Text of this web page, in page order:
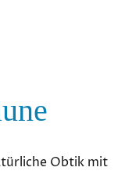
Obtik mit